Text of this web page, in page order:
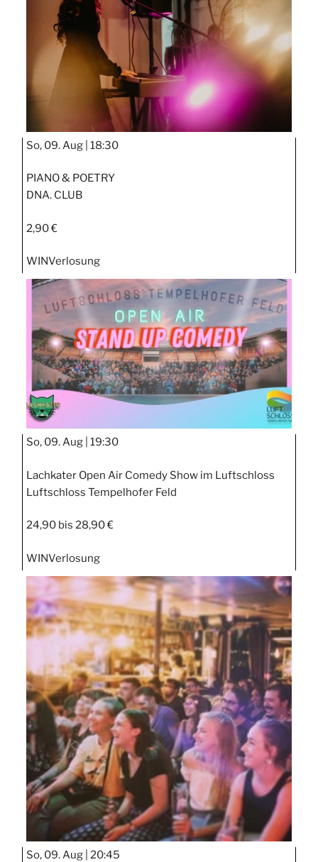
So, 09. Aug | 18:30
PIANO & POETRY
DNA. CLUB
2,90 €
WINVerlosung
So, 09. Aug | 19:30
Lachkater Open Air Comedy Show im Luftschloss
Luftschloss Tempelhofer Feld
24,90 bis 28,90 €
WINVerlosung
So, 09. Aug | 20:45